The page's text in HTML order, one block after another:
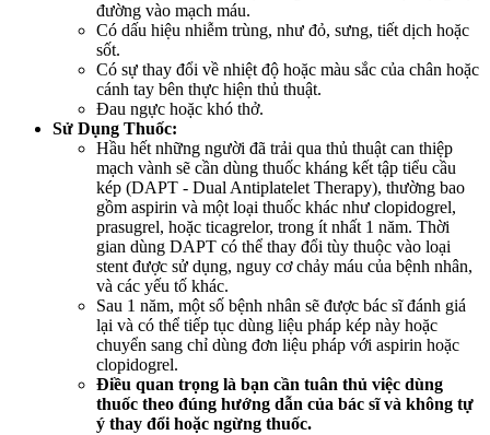
đường vào mạch máu.
Có dấu hiệu nhiễm trùng, như đỏ, sưng, tiết dịch hoặc
sốt.
Có sự thay đổi về nhiệt độ hoặc màu sắc của chân hoặc
cánh tay bên thực hiện thủ thuật.
Đau ngực hoặc khó thở.
Sử Dụng Thuốc:
Hầu hết những người đã trải qua thủ thuật can thiệp
mạch vành sẽ cần dùng thuốc kháng kết tập tiểu cầu
kép (DAPT - Dual Antiplatelet Therapy), thường bao
gồm aspirin và một loại thuốc khác như clopidogrel,
prasugrel, hoặc ticagrelor, trong ít nhất 1 năm. Thời
gian dùng DAPT có thể thay đổi tùy thuộc vào loại
stent được sử dụng, nguy cơ chảy máu của bệnh nhân,
và các yếu tố khác.
Sau 1 năm, một số bệnh nhân sẽ được bác sĩ đánh giá
lại và có thể tiếp tục dùng liệu pháp kép này hoặc
chuyển sang chỉ dùng đơn liệu pháp với aspirin hoặc
clopidogrel.
Điều quan trọng là bạn cần tuân thủ việc dùng
thuốc theo đúng hướng dẫn của bác sĩ và không tự
ý thay đổi hoặc ngừng thuốc.